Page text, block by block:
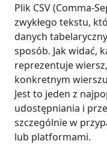
Plik CSV (Comma-
zwykłego tekstu,
danych
sposób. Jak widać,
reprezentuje
konkretnym
Jest to jeden z
udostępniania i
szczególnie w
lub platformami.